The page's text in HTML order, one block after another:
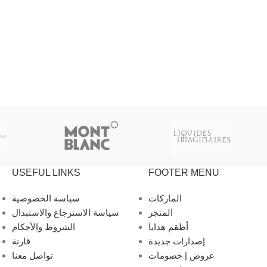
USEFUL LINKS
سياسة الخصوصية
سياسة الاسترجاع والاستبدال
الشروط والأحكام
قارنة
تواصل معنا
FOOTER MENU
الماركات
المتجر
أطقم هدايا
إصدارات جديدة
عروض | خصومات